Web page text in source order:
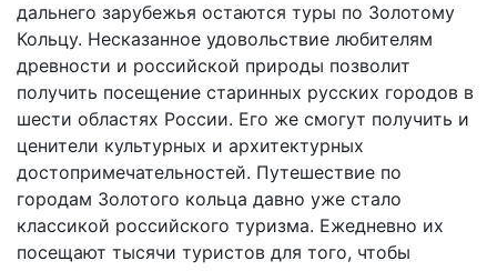
дальнего зарубежья остаются туры по Золотому
Кольцу. Несказанное удовольствие любителям
древности и российской природы позволит
получить посещение старинных русских городов в
шести областях России. Его же смогут получить и
ценители культурных и архитектурных
достопримечательностей. Путешествие по
городам Золотого кольца давно уже стало
классикой российского туризма. Ежедневно их
посещают тысячи туристов для того, чтобы